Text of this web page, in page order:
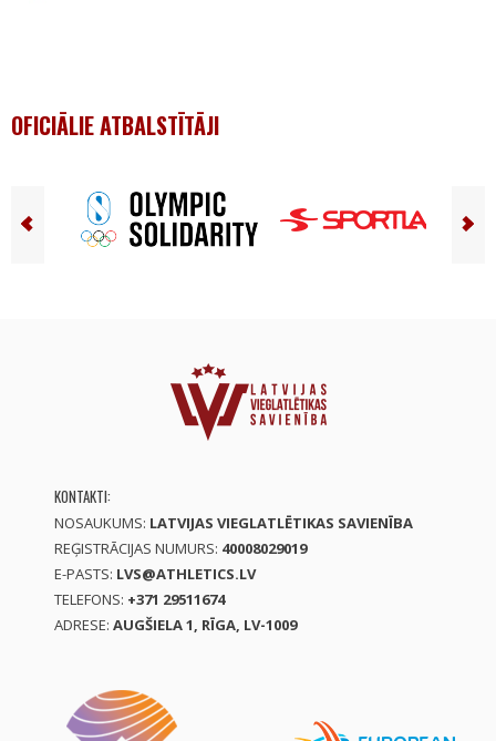
OFICIĀLIE ATBALSTĪTĀJI
KONTAKTI:
NOSAUKUMS: LATVIJAS VIEGLATLĒTIKAS SAVIENĪBA
REĢISTRĀCIJAS NUMURS: 40008029019
E-PASTS: LVS@ATHLETICS.LV
TELEFONS: +371 29511674
ADRESE: AUGŠIELA 1, RĪGA, LV-1009